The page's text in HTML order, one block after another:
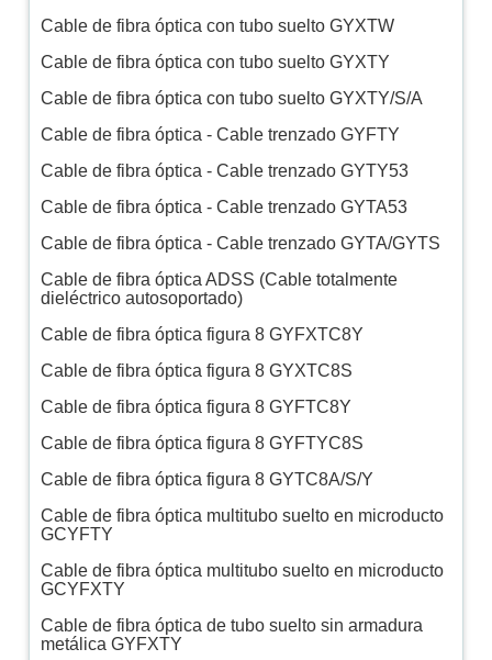
Cable de fibra óptica con tubo suelto GYXTW
Cable de fibra óptica con tubo suelto GYXTY
Cable de fibra óptica con tubo suelto GYXTY/S/A
Cable de fibra óptica - Cable trenzado GYFTY
Cable de fibra óptica - Cable trenzado GYTY53
Cable de fibra óptica - Cable trenzado GYTA53
Cable de fibra óptica - Cable trenzado GYTA/GYTS
Cable de fibra óptica ADSS (Cable totalmente
dieléctrico autosoportado)
Cable de fibra óptica figura 8 GYFXTC8Y
Cable de fibra óptica figura 8 GYXTC8S
Cable de fibra óptica figura 8 GYFTC8Y
Cable de fibra óptica figura 8 GYFTYC8S
Cable de fibra óptica figura 8 GYTC8A/S/Y
Cable de fibra óptica multitubo suelto en microducto
GCYFTY
Cable de fibra óptica multitubo suelto en microducto
GCYFXTY
Cable de fibra óptica de tubo suelto sin armadura
metálica GYFXTY